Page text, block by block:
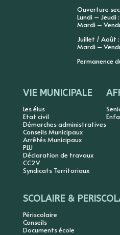
Ouverture
Lundi – Jeudi
Mardi –
Juillet / Août :
Mardi –
Permanence
VIE MUNICIPALE
Les élus
Etat civil
Démarches administratives
Conseils Municipaux
Arrêtés Municipaux
PLU
Déclaration de travaux
CC2V
Syndicats Territoriaux
SCOLAIRE &
Périscolaire
Conseils
Documents école